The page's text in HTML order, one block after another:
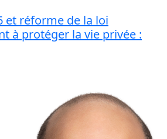
et réforme de la loi
à protéger la vie privée :